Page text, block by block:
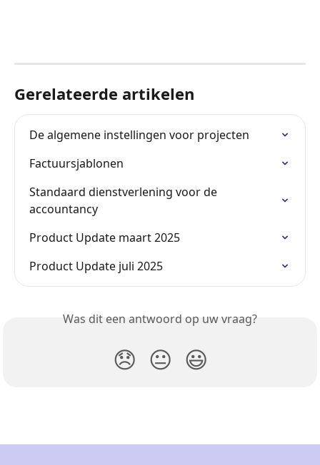
Gerelateerde artikelen
De algemene instellingen voor projecten
Factuursjablonen
Standaard dienstverlening voor de
accountancy
Product Update maart 2025
Product Update juli 2025
Was dit een antwoord op uw vraag?
😞 😐 😃